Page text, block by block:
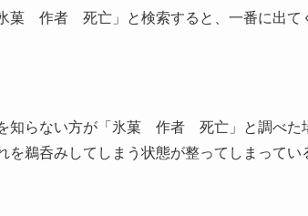
菓 作者 死亡」と検索すると、一番に出て
知らない方が「氷菓 作者 死亡」と調べた
を鵜呑みしてしまう状態が整ってしまってい